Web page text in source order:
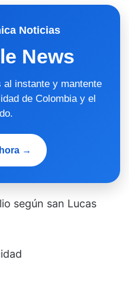
Noticias
News
instante y mantente
de Colombia y el
→
según san Lucas